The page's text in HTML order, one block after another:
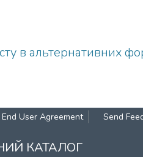
в альтернативних
End User Agreement Send
КАТАЛОГ